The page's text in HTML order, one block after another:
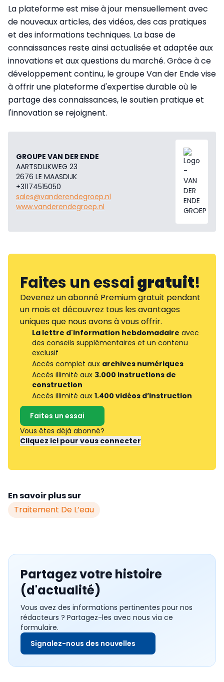
La plateforme est mise à jour mensuellement avec
de nouveaux articles, des vidéos, des cas pratiques
et des informations techniques. La base de
connaissances reste ainsi actualisée et adaptée aux
innovations et aux questions du marché. Grâce à ce
développement continu, le groupe Van der Ende vise
à offrir une plateforme d'expertise durable où le
partage des connaissances, le soutien pratique et
l'innovation se rejoignent.
GROUPE VAN DER ENDE
AARTSDIJKWEG 23
2676 LE MAASDIJK
+31174515050
sales@vanderendegroep.nl
www.vanderendegroep.nl
Faites un essaigratuit!
Devenez un abonné Premium gratuit pendant
un mois et découvrez tous les avantages
uniques que nous avons à vous offrir.
La lettre d'information hebdomadaire avec
des conseils supplémentaires et un contenu
exclusif
Accès complet aux archives numériques
Accès illimité aux 3.000 instructions de
construction
Accès illimité aux 1.400 vidéos d’instruction
Faites un essai
Vous êtes déjà abonné?
Cliquez ici pour vous connecter
En savoir plus sur
Traitement De L’eau
Partagez votre histoire
(d'actualité)
Vous avez des informations pertinentes pour nos
rédacteurs ? Partagez-les avec nous via ce
formulaire.
Signalez-nous des nouvelles